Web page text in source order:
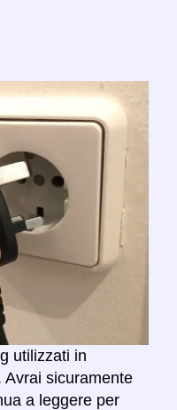
utilizzati in
sicuramente
a leggere per